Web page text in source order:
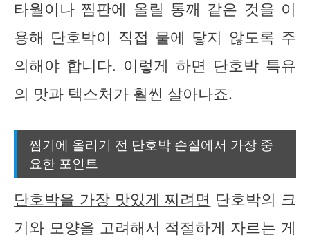
타월이나 찜판에 올릴 통깨 같은 것을 이
용해 단호박이 직접 물에 닿지 않도록 주
의해야 합니다. 이렇게 하면 단호박 특유
의 맛과 텍스처가 훨씬 살아나죠.
찜기에 올리기 전 단호박 손질에서 가장 중
요한 포인트
단호박을 가장 맛있게 찌려면 단호박의 크
기와 모양을 고려해서 적절하게 자르는 게